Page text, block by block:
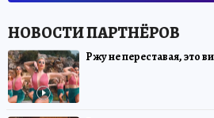
Ржу не переставая, это